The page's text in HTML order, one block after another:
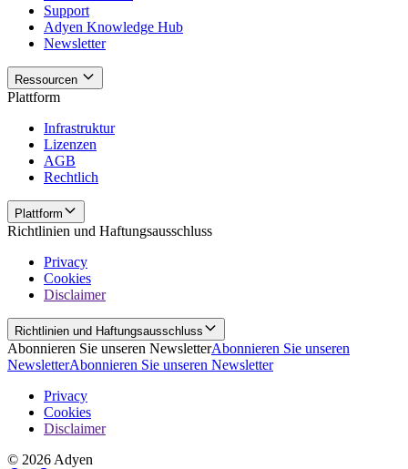
Support
Adyen Knowledge Hub
Newsletter
Ressourcen
Plattform
Infrastruktur
Lizenzen
AGB
Rechtlich
Plattform
Richtlinien und Haftungsausschluss
Privacy
Cookies
Disclaimer
Richtlinien und Haftungsausschluss
Abonnieren Sie unseren NewsletterAbonnieren Sie unseren
NewsletterAbonnieren Sie unseren Newsletter
Privacy
Cookies
Disclaimer
© 2026 Adyen